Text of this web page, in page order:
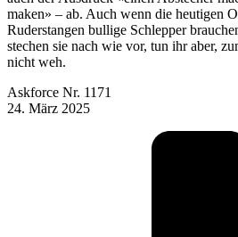
maken» – ab. Auch wenn die heutigen
Ruderstangen bullige Schlepper
stechen sie nach wie vor, tun ihr aber,
nicht weh.
Askforce Nr. 1171
24. März 2025